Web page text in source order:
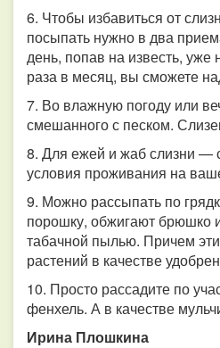
6. Чтобы избавиться от
посыпать нужно в два
день, попав на известь, уже
раза в месяц, вы сможете
7. Во влажную погоду или
смешанного с песком.
8. Для ежей и жаб слизни —
условия проживания на
9. Можно рассыпать по
порошку, обжигают брюшко
табачной пылью. Причем
растений в качестве
10. Просто рассадите по
фенхель. А в качестве
Ирина Плошкина